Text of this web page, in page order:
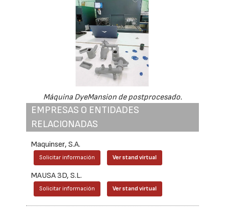
Máquina DyeMansion de postprocesado.
EMPRESAS O ENTIDADES
RELACIONADAS
Maquinser, S.A.
Solicitar información Ver stand virtual
MAUSA 3D, S.L.
Solicitar información Ver stand virtual